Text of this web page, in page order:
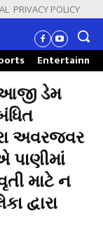
PRIVACY POLICY
આજી ડેમ
અવરજવર
માટે ન
દ્વારા